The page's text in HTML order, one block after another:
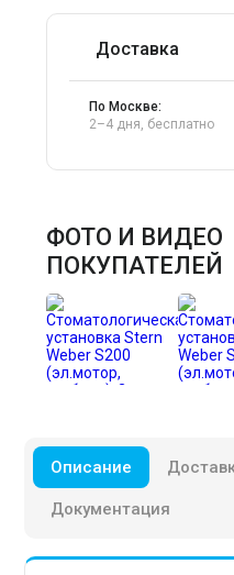
Доставка
По Москве:
2–4 дня, бесплатно
ФОТО И ВИДЕО
ПОКУПАТЕЛЕЙ
Описание
Документация